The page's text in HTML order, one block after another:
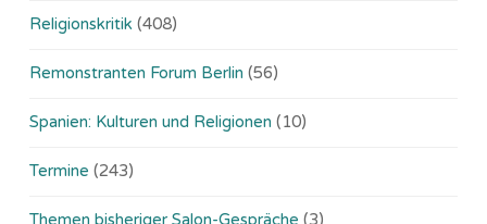
Religionskritik (408)
Remonstranten Forum Berlin (56)
Spanien: Kulturen und Religionen (10)
Termine (243)
Themen bisheriger Salon-Gespräche (3)